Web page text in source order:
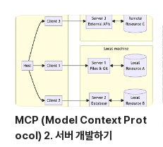
MCP (Model Context Prot
ocol) 2. 서버 개발하기